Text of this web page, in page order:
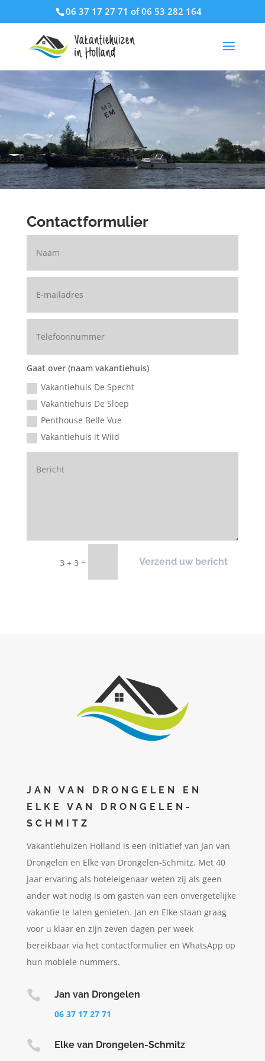
06 37 17 27 71 of 06 53 282 164
Contactformulier
Gaat over (naam vakantiehuis)
Vakantiehuis De Specht
Vakantiehuis De Sloep
Penthouse Belle Vue
Vakantiehuis it Wiid
3 + 3 = Verzend uw bericht
JAN VAN DRONGELEN EN
ELKE VAN DRONGELEN-
SCHMITZ
Vakantiehuizen Holland is een initiatief van Jan van
Drongelen en Elke van Drongelen-Schmitz. Met 40
jaar ervaring als hoteleigenaar weten zij als geen
ander wat nodig is om gasten van een onvergetelijke
vakantie te laten genieten. Jan en Elke staan graag
voor u klaar en zijn zeven dagen per week
bereikbaar via het contactformulier en WhatsApp op
hun mobiele nummers.

Jan van Drongelen
06 37 17 27 71

Elke van Drongelen-Schmitz